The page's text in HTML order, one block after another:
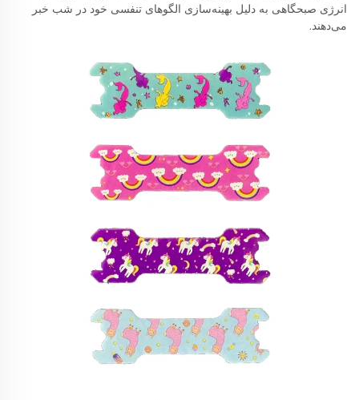
انرژی صبحگاهی به دلیل بهینه‌سازی الگوهای تنفسی خود در شب خبر
می‌دهند.